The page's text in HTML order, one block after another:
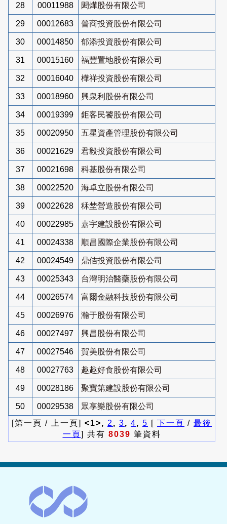
28 00011988 閎燁股份有限公司
29 00012683 晉商投資股份有限公司
30 00014850 郁添投資股份有限公司
31 00015160 福豐置地股份有限公司
32 00016040 樺祥投資股份有限公司
33 00018960 興泉利股份有限公司
34 00019399 鉅客民饕股份有限公司
35 00020950 五星資產管理股份有限公司
36 00021629 君毅投資股份有限公司
37 00021698 科基股份有限公司
38 00022520 海卓立股份有限公司
39 00022628 秝埜營造股份有限公司
40 00022985 嘉宇建設股份有限公司
41 00024338 順昌國際企業股份有限公司
42 00024549 鼎佶投資股份有限公司
43 00025343 台灣明治醫藥股份有限公司
44 00026574 富爾金融科技股份有限公司
45 00026976 瀚于股份有限公司
46 00027497 興昌股份有限公司
47 00027546 賀美股份有限公司
48 00027763 趣趣好食股份有限公司
49 00028186 聚寶第建設股份有限公司
50 00029538
眾享樂股份有限公司
[第一頁 / 上一頁] <1>, 2 , 3, 4, 5 [ 下一頁 / 最後
一頁] 共有 8039 筆資料